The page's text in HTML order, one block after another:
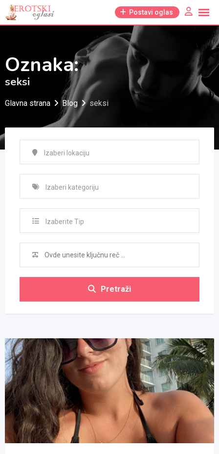
Skip
to
Postavi oglas
Oznaka:
seksi
Glavna strana Blog seksi
Izaberite Tip
Pretraži